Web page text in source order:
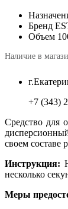
Бренд
Объем
Наличие в
+7 (343)
Средство для
своем составе
Инструкция:
несколько
Меры